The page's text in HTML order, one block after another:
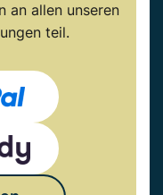
an allen unseren
teil.